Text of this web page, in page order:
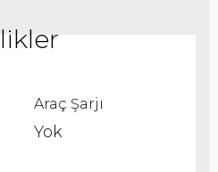
Araç Şarjı
Yok